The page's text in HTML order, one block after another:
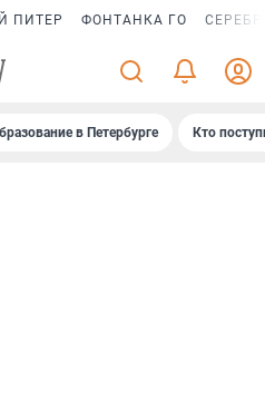
ПИТЕР ФОНТАНКА ГО
в Петербурге Кто